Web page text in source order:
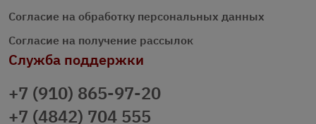
Согласие на обработку персональных данных
Согласие на получение рассылок
Служба поддержки
+7 (910) 865-97-20
+7 (4842) 704 555